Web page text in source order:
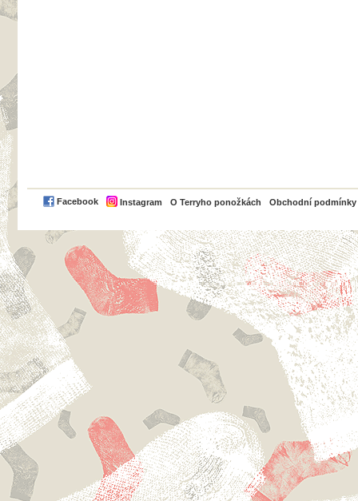
Facebook Instagram O Terryho ponožkách Obchodní podmínky
PayPal